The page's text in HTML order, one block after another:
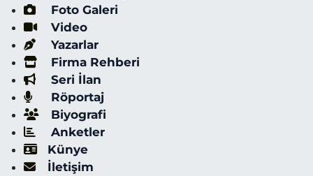
Foto Galeri
Video
Yazarlar
Firma Rehberi
Seri İlan
Röportaj
Biyografi
Anketler
Künye
İletişim